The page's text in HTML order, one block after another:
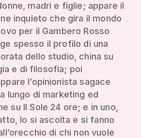
madri e figlie; appare il
inquieto che gira il mondo
per il Gambero Rosso
spesso il profilo di una
dello studio, china su
e di filosofia; poi
l’opinionista sagace
lungo di marketing ed
su Il Sole 24 ore; e in uno,
lo si ascolta e si fanno
di chi non vuole